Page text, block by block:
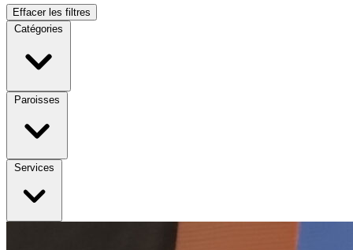
Effacer les filtres
Catégories
Paroisses
Services